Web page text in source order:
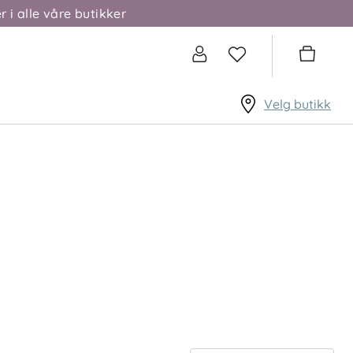
i alle våre butikker
Velg butikk